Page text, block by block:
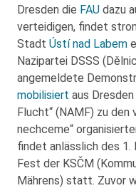
Dresden die FAU dazu
verteidigen, findet
Stadt Ústí nad Labem
Nazipartei DSSS
angemeldete
mobilisiert aus
Flucht“ (NAMF) zu den
nechceme“
findet anlässlich des 1.
Fest der KSČM
Mährens) statt. Zuvor